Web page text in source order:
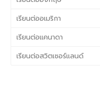
เรียนต่ออเมริกา
เรียนต่อแคนาดา
เรียนต่อสวิตเซอร์แลนด์